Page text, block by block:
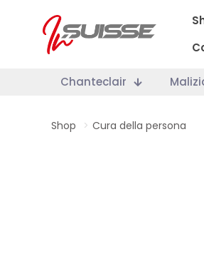
Chanteclair
Shop > Cura della persona